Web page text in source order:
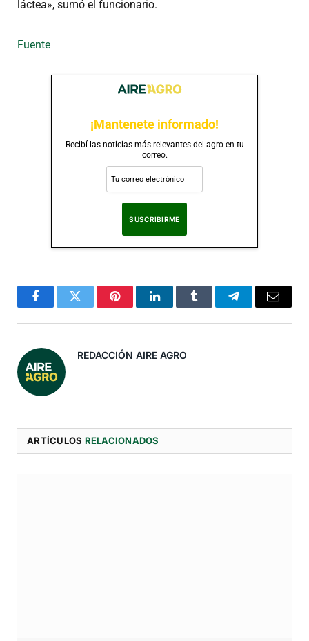
láctea», sumó el funcionario.
Fuente
¡Mantenete informado!
Recibí las noticias más relevantes del agro en tu
correo.
FacebookTwitter PinterestLinkedInTumblr TelegramCorreo
REDACCIÓN AIRE AGRO
ARTÍCULOS RELACIONADOS